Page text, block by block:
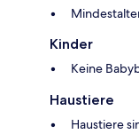
Kinder
Keine
Haustiere
Haustiere